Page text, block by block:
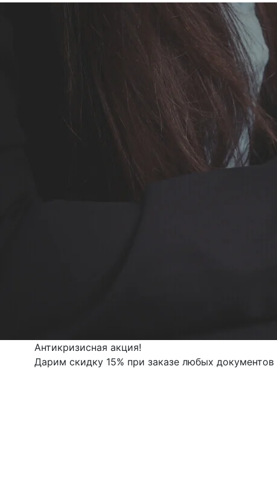
Антикризисная акция!
Дарим скидку 15% при заказе любых документов